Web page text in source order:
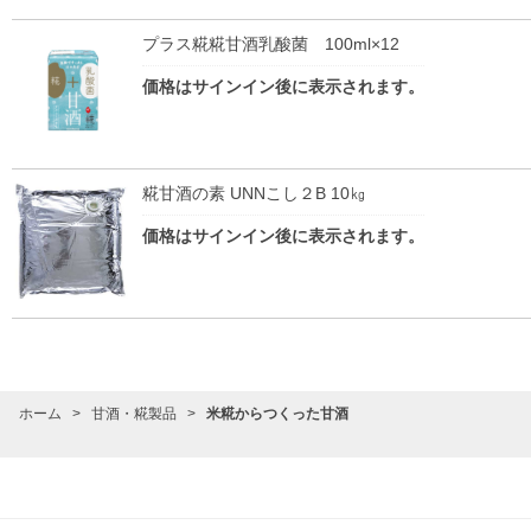
プラス糀糀甘酒乳酸菌 100ml×12
価格はサインイン後に表示されます。
糀甘酒の素 UNNこし２B 10㎏
価格はサインイン後に表示されます。
ホーム > 甘酒・糀製品 > 米糀からつくった甘酒